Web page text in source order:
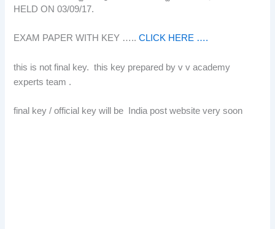
HELD ON 03/09/17.
EXAM PAPER WITH KEY …..CLICK HERE ….
this is not final key. this key prepared by v v academy
experts team .
final key / official key will be India post website very soon